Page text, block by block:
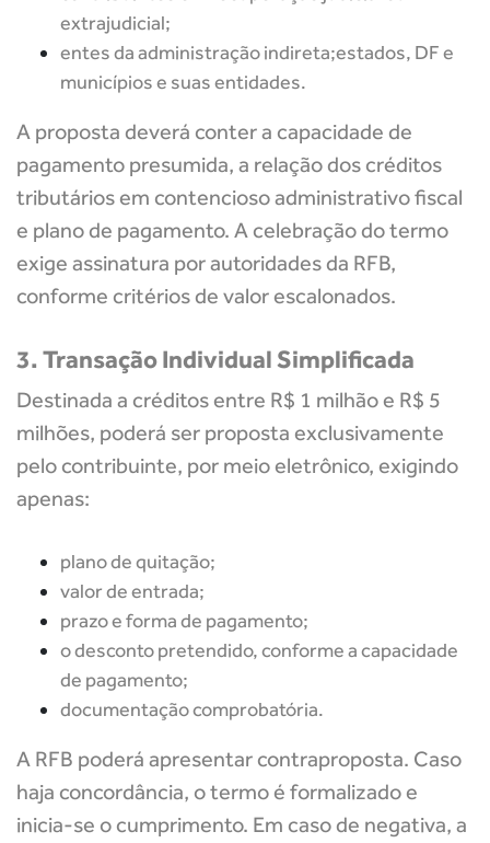
extrajudicial;
entes da administração indireta;estados, DF e
municípios e suas entidades.
A proposta deverá conter a capacidade de
pagamento presumida, a relação dos créditos
tributários em contencioso administrativo fiscal
e plano de pagamento. A celebração do termo
exige assinatura por autoridades da RFB,
conforme critérios de valor escalonados.
3. Transação Individual Simplificada
Destinada a créditos entre R$ 1 milhão e R$ 5
milhões, poderá ser proposta exclusivamente
pelo contribuinte, por meio eletrônico, exigindo
apenas:
plano de quitação;
valor de entrada;
prazo e forma de pagamento;
o desconto pretendido, conforme a capacidade
de pagamento;
documentação comprobatória.
A RFB poderá apresentar contraproposta. Caso
haja concordância, o termo é formalizado e
inicia-se o cumprimento. Em caso de negativa, a